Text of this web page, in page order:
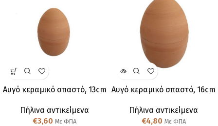
Αυγό κεραμικό σπαστό, 13cm
Πήλινα αντικείμενα
€3,60 Με ΦΠΑ
Αυγό κεραμικό σπαστό, 16cm
Πήλινα αντικείμενα
€4,80 Με ΦΠΑ